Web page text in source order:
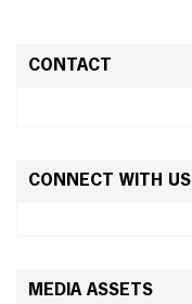
CONTACT
CONNECT WITH US
MEDIA ASSETS